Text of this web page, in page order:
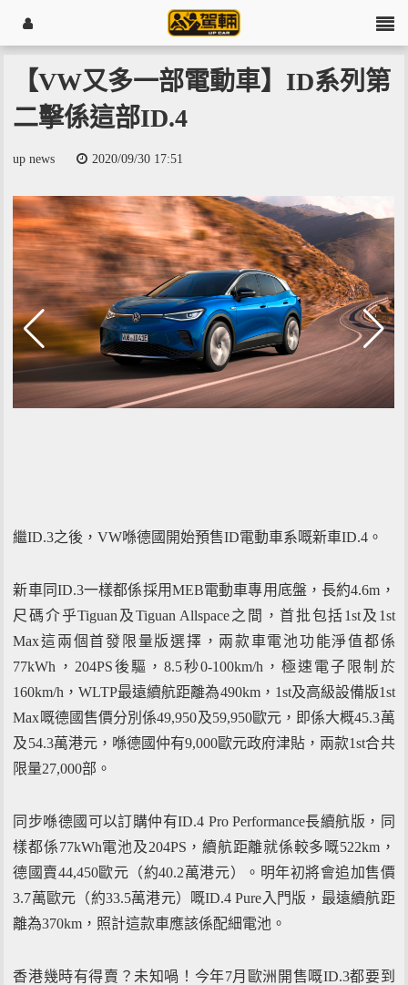
【VW又多一部電動車】ID系列第
二擊係這部ID.4
up news 2020/09/30 17:51
繼ID.3之後，VW喺德國開始預售ID電動車系嘅新車ID.4。
新車同ID.3一樣都係採用MEB電動車專用底盤，長約4.6m，
尺碼介乎Tiguan及Tiguan Allspace之間，首批包括1st及1st
Max這兩個首發限量版選擇，兩款車電池功能淨值都係
77kWh，204PS後驅，8.5秒0-100km/h，極速電子限制於
160km/h，WLTP最遠續航距離為490km，1st及高級設備版1st
Max嘅德國售價分別係49,950及59,950歐元，即係大概45.3萬
及54.3萬港元，喺德國仲有9,000歐元政府津貼，兩款1st合共
限量27,000部。
同步喺德國可以訂購仲有ID.4 Pro Performance長續航版，同
樣都係77kWh電池及204PS，續航距離就係較多嘅522km，
德國賣44,450歐元（約40.2萬港元）。明年初將會追加售價
3.7萬歐元（約33.5萬港元）嘅ID.4 Pure入門版，最遠續航距
離為370km，照計這款車應該係配細電池。
香港幾時有得賣？未知喎！今年7月歐洲開售嘅ID.3都要到